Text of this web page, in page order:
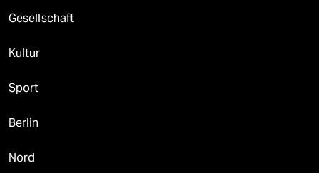
Gesellschaft
Kultur
Sport
Berlin
Nord